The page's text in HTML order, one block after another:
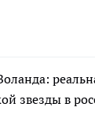
звезды в